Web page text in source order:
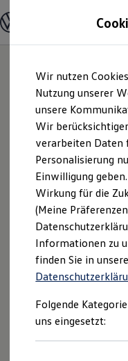
Hauptinhalt
springen
Footer
springen
Modelle und
Konfigurator
Modelle
Elektroautos
ENERGY
Nutzfahrzeuge
SUV und CUV
Familienautos
Kombis
Sportwagen
Schnell verfügbare
Angebote und
Aktuelle
E-Auto-
Volkswagen
Die ENERGY
Junge
Leasing
Leasing-
GmbH
&
Hier finden
und
Wir nutzen
Nutzung unserer
unsere
Wir
verarbeiten Daten
Personalisierung
Einwilligung
Wirkung für die
(Meine
Informationen zu
finden Sie in
Folgende
uns eingesetzt: